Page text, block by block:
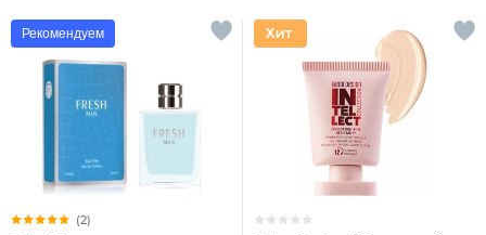
Рекомендуем
(2)